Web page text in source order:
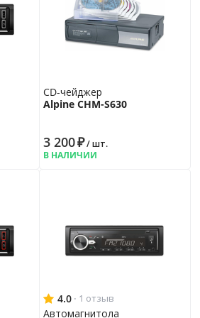
14 дн.
12 мес.
CD-чейджер
Alpine CHM-S630
3 200₽/ шт.
В НАЛИЧИИ
4.0 · 1 отзыв
Автомагнитола